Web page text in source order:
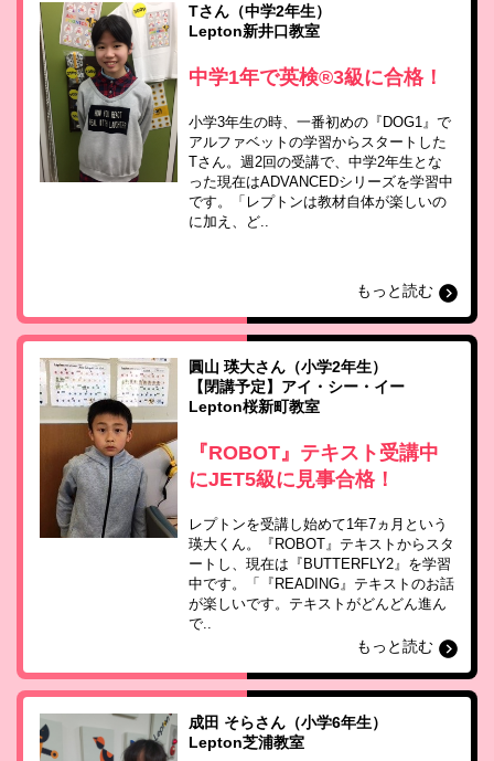
Tさん（中学2年生）
Lepton新井口教室
中学1年で英検®3級に合格！
小学3年生の時、一番初めの『DOG1』で
アルファベットの学習からスタートした
Tさん。週2回の受講で、中学2年生とな
った現在はADVANCEDシリーズを学習中
です。「レプトンは教材自体が楽しいの
に加え、ど..
もっと読む
圓山 瑛大さん（小学2年生）
【閉講予定】アイ・シー・イー
Lepton桜新町教室
『ROBOT』テキスト受講中
にJET5級に見事合格！
レプトンを受講し始めて1年7ヵ月という
瑛大くん。『ROBOT』テキストからスタ
ートし、現在は『BUTTERFLY2』を学習
中です。「『READING』テキストのお話
が楽しいです。テキストがどんどん進ん
で..
もっと読む
成田 そらさん（小学6年生）
Lepton芝浦教室